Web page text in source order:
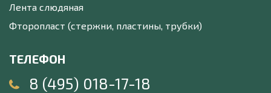
Лента слюдяная
Фторопласт (стержни, пластины, трубки)
ТЕЛЕФОН
8 (495) 018-17-18